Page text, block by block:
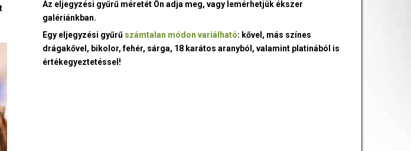
Az eljegyzési gyűrű méretét Ön adja meg, vagy lemérhetjük ékszer
galériánkban.
Egy eljegyzési gyűrű számtalan módon variálható: kővel, más színes
drágakővel, bikolor, fehér, sárga, 18 karátos aranyból, valamint platinából is
értékegyeztetéssel!